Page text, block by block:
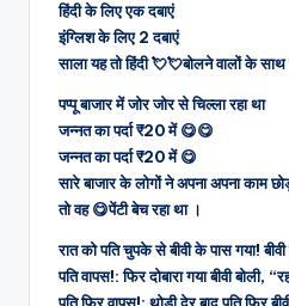
हिंदी के लिए एक दबाएं
इंग्लिश के लिए 2 दबाएं
साला यह तो हिंदी 💘💘बोलने वालों के साथ
पप्पू बाजार में जोर जोर से चिल्ला रहा था
जन्नत का पर्दा ₹20 में 😋😋
जन्नत का पर्दा ₹20 में 😋
सारे बाजार के लोगों ने अपना अपना काम
तो वह 😋पेंटी बेच रहा था ।
रात को पति चुपके से बीवी के पास गया!
पति वापस!: फिर दोबारा गया बीवी बोली,